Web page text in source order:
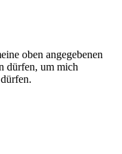
oben angegebenen
dürfen, um mich